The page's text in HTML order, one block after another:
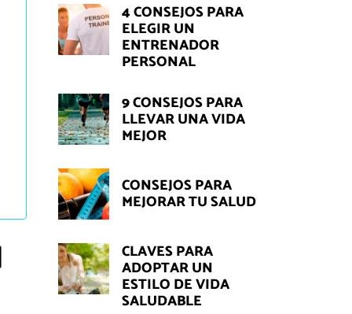
4 CONSEJOS PARA
ELEGIR UN
ENTRENADOR
PERSONAL
9 CONSEJOS PARA
LLEVAR UNA VIDA
MEJOR
CONSEJOS PARA
MEJORAR TU SALUD
CLAVES PARA
ADOPTAR UN
ESTILO DE VIDA
SALUDABLE